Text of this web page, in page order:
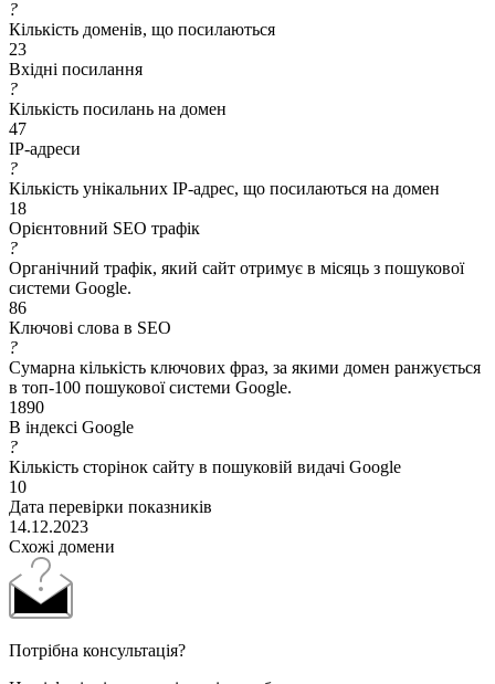
?
Кількість доменів, що посилаються
23
Вхідні посилання
?
Кількість посилань на домен
47
IP-адреси
?
Кількість унікальних IP-адрес, що посилаються на домен
18
Орієнтовний SEO трафік
?
Органічний трафік, який сайт отримує в місяць з пошукової
системи Google.
86
Ключові слова в SEO
?
Сумарна кількість ключових фраз, за якими домен ранжується
в топ-100 пошукової системи Google.
1890
В індексі Google
?
Кількість сторінок сайту в пошуковій видачі Google
10
Дата перевірки показників
14.12.2023
Схожі домени
Потрібна консультація?